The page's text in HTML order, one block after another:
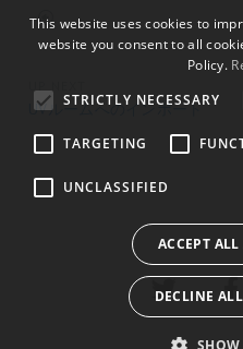
UVルームへのインポート
This website uses cookies to
website you consent to all
Policy.
STRICTLY NECESSARY
TARGETING
UNCLASSIFIED
ACCEPT
DECLINE
SHOW